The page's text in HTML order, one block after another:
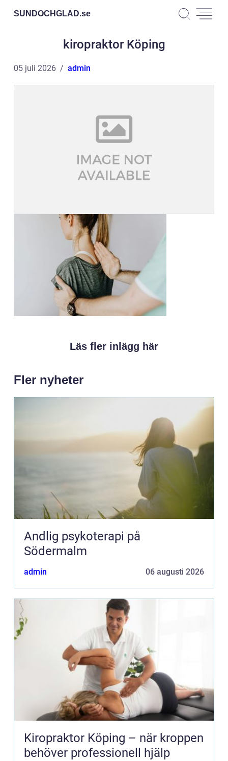
SUNDOCHGLAD.se
kiropraktor Köping
05 juli 2026 admin
Läs fler inlägg här
Fler nyheter
Andlig psykoterapi på
Södermalm
admin 06 augusti 2026
Kiropraktor Köping – när kroppen
behöver professionell hjälp